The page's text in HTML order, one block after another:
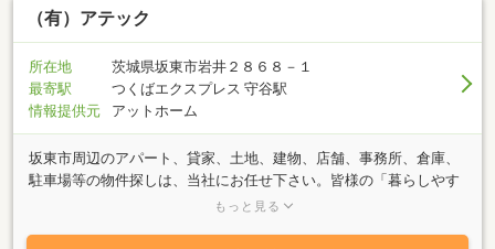
（有）アテック
所在地
茨城県坂東市岩井２８６８－１
最寄駅
つくばエクスプレス 守谷駅
情報提供元
アットホーム
坂東市周辺のアパート、貸家、土地、建物、店舗、事務所、倉庫、
駐車場等の物件探しは、当社にお任せ下さい。皆様の「暮らしやす
さ」を応援、ライフスタイルにあった物件探しのお手伝いをさせて
もっと見る